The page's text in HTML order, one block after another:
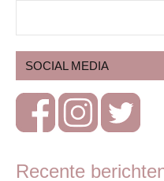
Zwangerschap
Zwangerschapskalender
SOCIAL MEDIA
Recente